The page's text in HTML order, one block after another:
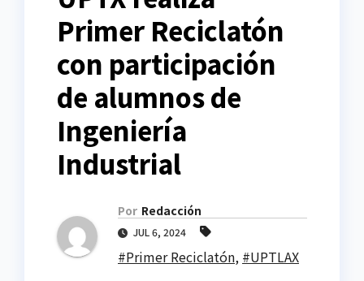
Primer Reciclatón
con participación
de alumnos de
Ingeniería
Industrial
Por Redacción
JUL 6, 2024
#Primer Reciclatón, #UPTLAX